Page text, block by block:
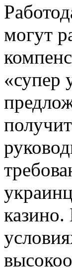
могут
«супер